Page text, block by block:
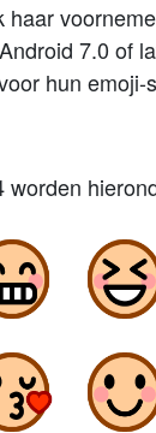
haar
7.0 of
hun emoji-